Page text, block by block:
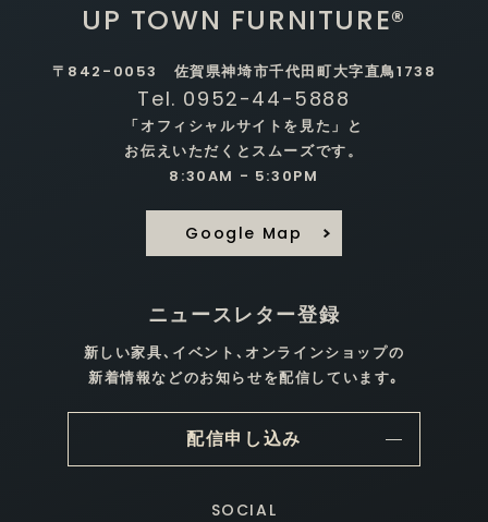
UP TOWN FURNITURE®
〒842-0053 佐賀県神埼市千代田町大字直鳥1738
Tel. 0952-44-5888
「オフィシャルサイトを見た」と
お伝えいただくとスムーズです。
8:30AM - 5:30PM
Google Map
ニュースレター登録
新しい家具､イベント､オンラインショップの
新着情報などのお知らせを配信しています｡
配信申し込み
SOCIAL